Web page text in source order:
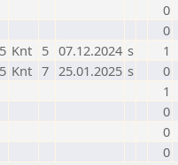
0
0
Knt 5 07.12.2024 s
1
Knt 7 25.01.2025 s
0
1
0
0
0